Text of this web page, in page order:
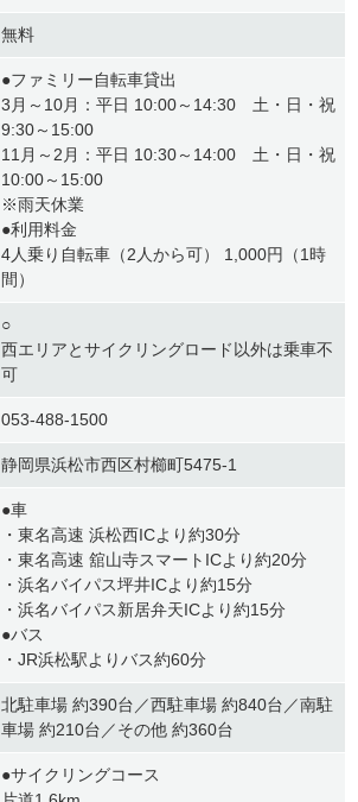
無料
●ファミリー自転車貸出
3月～10月：平日 10:00～14:30 土・日・祝
9:30～15:00
11月～2月：平日 10:30～14:00 土・日・祝
10:00～15:00
※雨天休業
●利用料金
4人乗り自転車（2人から可） 1,000円（1時
間）
○
西エリアとサイクリングロード以外は乗車不
可
053-488-1500
静岡県浜松市西区村櫛町5475-1
●車
・東名高速 浜松西ICより約30分
・東名高速 舘山寺スマートICより約20分
・浜名バイパス坪井ICより約15分
・浜名バイパス新居弁天ICより約15分
●バス
・JR浜松駅よりバス約60分
北駐車場 約390台／西駐車場 約840台／南駐
車場 約210台／その他 約360台
●サイクリングコース